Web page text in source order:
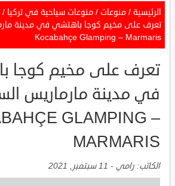
الرئيسية / منوعات / منوعات سياحية في تركيا /
تعرف على مخيم كوجا باهتشي في مدينة
Kocabahçe Glamping – Marmaris
تعرف على مخيم كوجا
في مدينة مارماريس
GLAMPING –
MARMARIS
الكاتب: رامي - 11 سبتمبر, 2021